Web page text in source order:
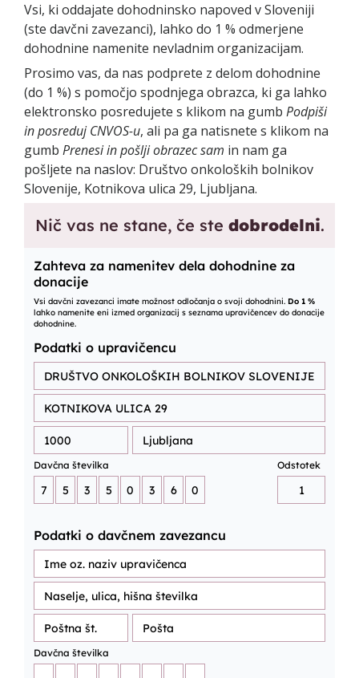
Vsi, ki oddajate dohodninsko napoved v Sloveniji
(ste davčni zavezanci), lahko do 1 % odmerjene
dohodnine namenite nevladnim organizacijam.
Prosimo vas, da nas podprete z delom dohodnine
(do 1 %) s pomočjo spodnjega obrazca, ki ga lahko
elektronsko posredujete s klikom na gumb Podpiši
in posreduj CNVOS-u, ali pa ga natisnete s klikom na
gumb Prenesi in pošlji obrazec sam in nam ga
pošljete na naslov: Društvo onkoloških bolnikov
Slovenije, Kotnikova ulica 29, Ljubljana.